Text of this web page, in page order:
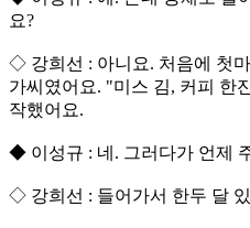
요?
◇ 강희선 : 아니요. 처음에 첫
가씨였어요. "미스 김, 커피 한
작했어요.
◆ 이성규 : 네. 그러다가 언제
◇ 강희선 : 들어가서 한두 달